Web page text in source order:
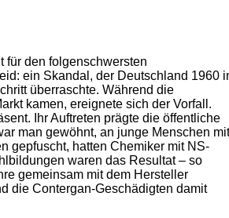
für den folgenschwersten
ein Skandal, der Deutschland 1960
überraschte. Während die
kamen, ereignete sich der Vorfall.
Ihr Auftreten prägte die öffentliche
man gewöhnt, an junge Menschen mit
gepfuscht, hatten Chemiker mit NS-
waren das Resultat – so
gemeinsam mit dem Hersteller
die Contergan-Geschädigten damit